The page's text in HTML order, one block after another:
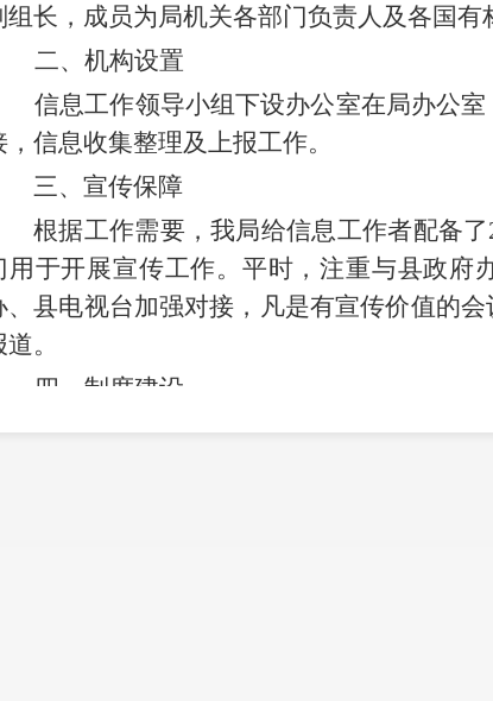
组长，成员为局机关各部门负责人及各国有
二、机构设置
信息工作领导小组下设办公室在局办公
，信息收集整理及上报工作。
三、宣传保障
根据工作需要，我局给信息工作者配备了
用于开展宣传工作。平时，注重与县政府
、县电视台加强对接，凡是有宣传价值的
。
四、制度建设
为进一步加强林业信息与新闻宣传工作